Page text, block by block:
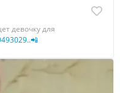
девочку для